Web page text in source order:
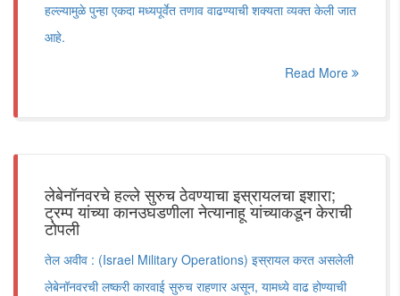
हल्ल्यामुळे पुन्हा एकदा मध्यपूर्वेत तणाव वाढण्याची शक्यता व्यक्त केली जात
आहे.
Read More
लेबेनॉनवरचे हल्ले सुरुच ठेवण्याचा इस्रायलचा इशारा;
ट्रम्प यांच्या कानउघडणीला नेत्यानाहू यांच्याकडून केराची
टोपली
तेल अवीव : (Israel Military Operations) इस्रायल करत असलेली
लेबेनॉनवरची लष्करी कारवाई सुरुच राहणार असून, यामध्ये वाढ होण्याची